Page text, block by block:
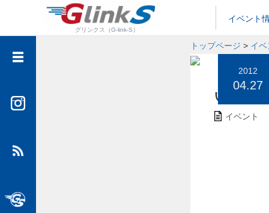
グリンクス（G-link-S）
イベント
イベント情報
フットサル情報
SUVといえばグッドスピード
トップページ > イ
2012
04.27
いよい
イベント